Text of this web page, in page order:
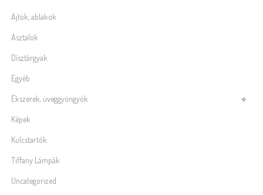
Ajtók, ablakok
Asztalok
Dísztárgyak
Egyéb
Ékszerek, üveggyöngyök
Képek
Kulcstartók
Tiffany Lámpák
Uncategorized